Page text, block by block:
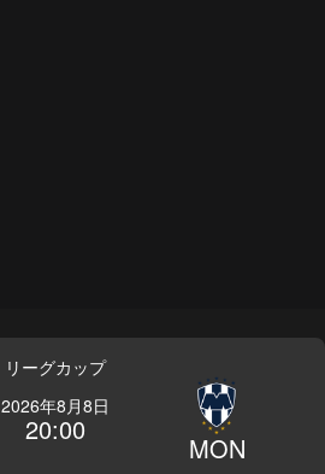
リーグカップ
2026年8月8日
20:00
MON